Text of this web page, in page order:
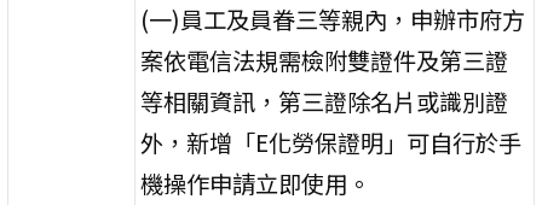
(一)員工及員眷三等親內，申辦市府方
案依電信法規需檢附雙證件及第三證
等相關資訊，第三證除名片或識別證
外，新增「E化勞保證明」可自行於手
機操作申請立即使用。